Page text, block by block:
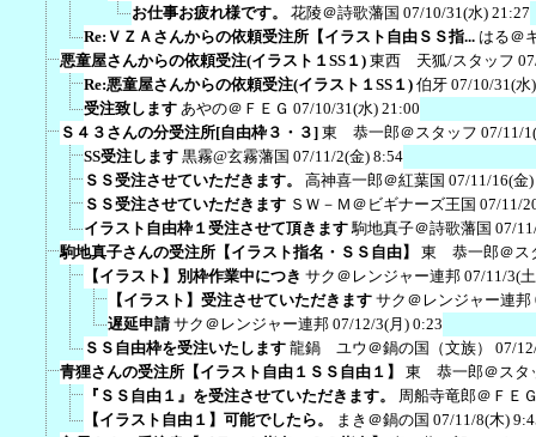
お仕事お疲れ様です。
花陵＠詩歌藩国 07/10/31(水) 21:27
Re:ＶＺＡさんからの依頼受注所【イラスト自由ＳＳ指... はる＠
悪童屋さんからの依頼受注(イラスト１SS１) 東西 天狐/スタッフ
Re:悪童屋さんからの依頼受注(イラスト１SS１) 伯牙 07/10/31(水
受注致します あやの＠ＦＥＧ 07/10/31(水) 21:00
Ｓ４３さんの分受注所[自由枠３・３] 東 恭一郎＠スタッフ 07/11/
SS受注します 黒霧@玄霧藩国 07/11/2(金) 8:54
ＳＳ受注させていただきます。
高神喜一郎＠紅葉国 07/11/16(金
ＳＳ受注させていただきます ＳＷ－Ｍ＠ビギナーズ王国 07/11/
イラスト自由枠１受注させて頂きます 駒地真子＠詩歌藩国 07/
駒地真子さんの受注所【イラスト指名・ＳＳ自由】
東 恭一郎＠ス
【イラスト】別枠作業中につき サク＠レンジャー連邦 07/11/3(
【イラスト】受注させていただきます サク＠レンジャー連邦
遅延申請 サク＠レンジャー連邦 07/12/3(月) 0:23
ＳＳ自由枠を受注いたします 龍鍋 ユウ＠鍋の国（文族）
07/
青狸さんの受注所【イラスト自由１ＳＳ自由１】
東 恭一郎＠スタ
『ＳＳ自由１』を受注させていただきます。
周船寺竜郎＠ＦＥ
【イラスト自由１】可能でしたら。
まき＠鍋の国 07/11/8(木)